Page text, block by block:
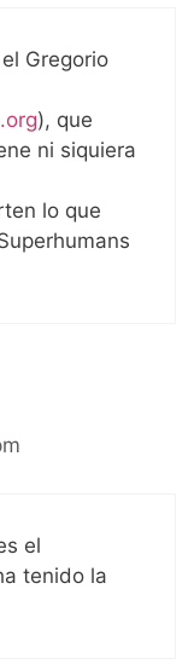
Gregorio
), que
ni siquiera
lo que
el
tenido la